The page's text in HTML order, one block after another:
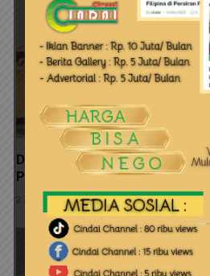
Dinas Perkim Kepri Perkuat
Pesisir Melalui Adopsi Inovasi
27 Juli 2026